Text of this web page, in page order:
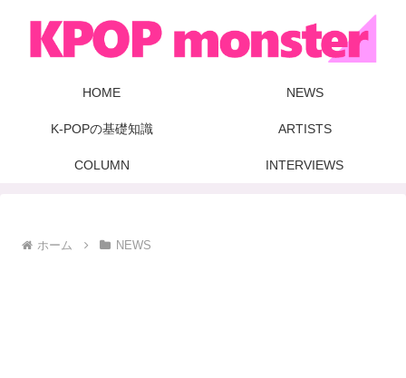
HOME NEWS
K-POPの基礎知識 ARTISTS
COLUMN INTERVIEWS
ホーム NEWS